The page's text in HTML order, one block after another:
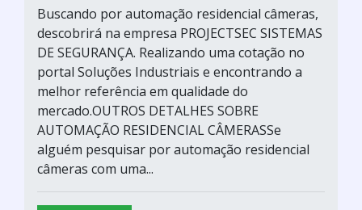
Buscando por automação residencial câmeras,
descobrirá na empresa PROJECTSEC SISTEMAS
DE SEGURANÇA. Realizando uma cotação no
portal Soluções Industriais e encontrando a
melhor referência em qualidade do
mercado.OUTROS DETALHES SOBRE
AUTOMAÇÃO RESIDENCIAL CÂMERASSe
alguém pesquisar por automação residencial
câmeras com uma...